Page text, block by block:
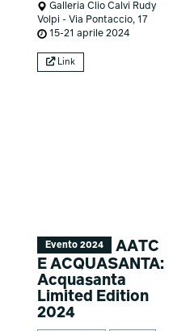
Galleria Clio Calvi Rudy
Volpi - Via Pontaccio, 17
15-21 aprile 2024
Link
Evento 2024
AATC
E ACQUASANTA:
Acquasanta
Limited Edition
2024